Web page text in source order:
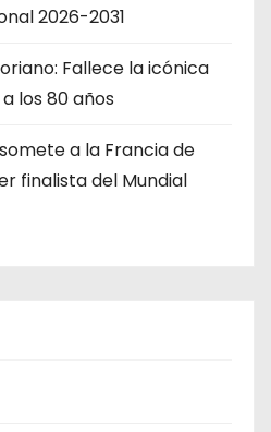
2026-2031
Fallece la icónica
los 80 años
somete a la Francia de
finalista del Mundial